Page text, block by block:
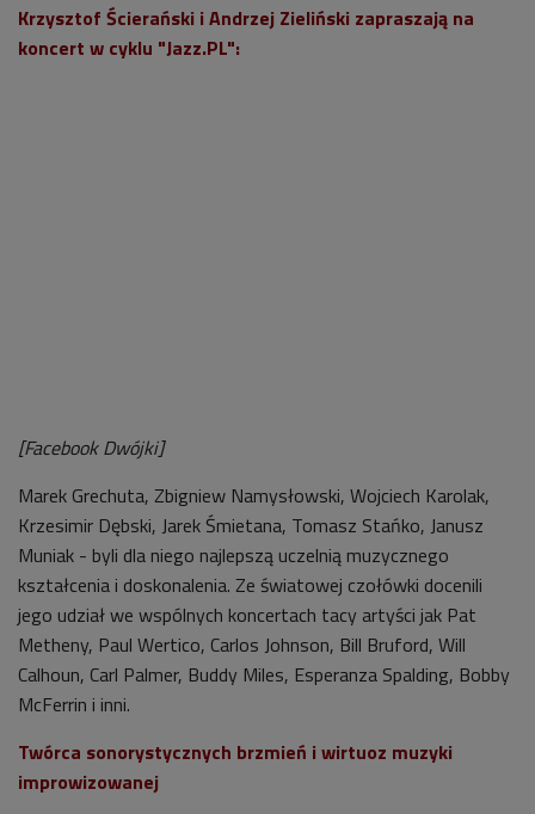
Krzysztof Ścierański i Andrzej Zieliński zapraszają na
koncert w cyklu "Jazz.PL":
[Facebook Dwójki]
Marek Grechuta, Zbigniew Namysłowski, Wojciech Karolak,
Krzesimir Dębski, Jarek Śmietana, Tomasz Stańko, Janusz
Muniak - byli dla niego najlepszą uczelnią muzycznego
kształcenia i doskonalenia. Ze światowej czołówki docenili
jego udział we wspólnych koncertach tacy artyści jak Pat
Metheny, Paul Wertico, Carlos Johnson, Bill Bruford, Will
Calhoun, Carl Palmer, Buddy Miles, Esperanza Spalding, Bobby
McFerrin i inni.
Twórca sonorystycznych brzmień i wirtuoz muzyki
improwizowanej